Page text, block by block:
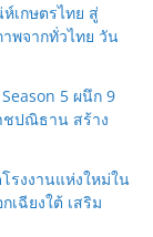
เกษตรไทย สู่
พจากทั่วไทย วัน
5 ผนึก 9
ชปณิธาน สร้าง
รงงานแห่งใหม่ใน
เฉียงใต้ เสริม